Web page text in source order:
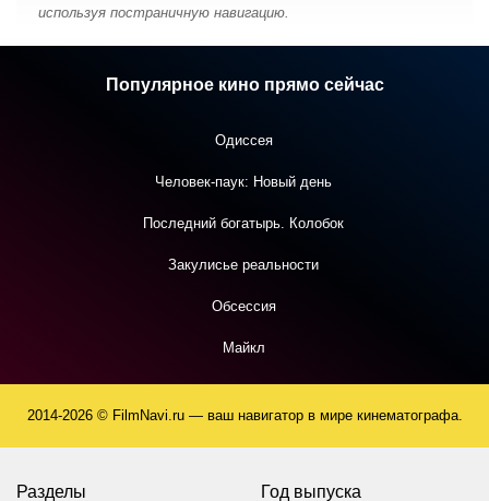
используя постраничную навигацию.
Популярное кино прямо сейчас
Одиссея
Человек-паук: Новый день
Последний богатырь. Колобок
Закулисье реальности
Обсессия
Майкл
2014-2026 © FilmNavi.ru — ваш навигатор в мире кинематографа.
Разделы Год выпуска